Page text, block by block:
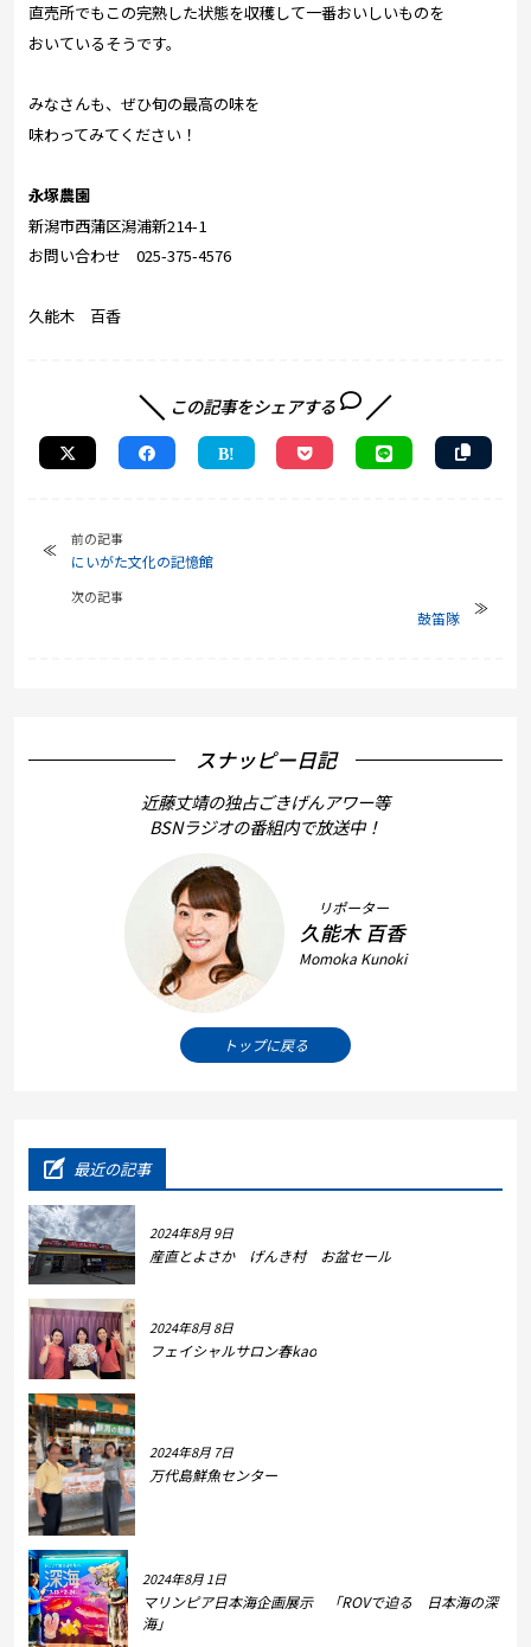
直売所でもこの完熟した状態を収穫して一番おいしいものを
おいているそうです。
みなさんも、ぜひ旬の最高の味を
味わってみてください！
永塚農園
新潟市西蒲区潟浦新214-1
お問い合わせ 025-375-4576
久能木 百香
この記事をシェアする
前の記事
にいがた文化の記憶館
次の記事
鼓笛隊
スナッピー日記
近藤丈靖の独占ごきげんアワー等
BSNラジオの番組内で放送中！
リポーター
久能木 百香
Momoka Kunoki
トップに戻る
最近の記事
2024年8月 9日
産直とよさか げんき村 お盆セール
2024年8月 8日
フェイシャルサロン春kao
2024年8月 7日
万代島鮮魚センター
2024年8月 1日
マリンピア日本海企画展示 「ROVで迫る 日本海の深
海」